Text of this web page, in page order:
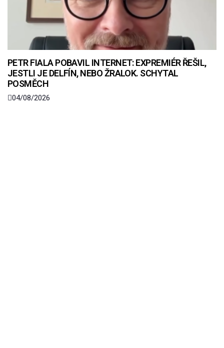
PETR FIALA POBAVIL INTERNET: EXPREMIÉR ŘEŠIL,
JESTLI JE DELFÍN, NEBO ŽRALOK. SCHYTAL
POSMĚCH
04/08/2026